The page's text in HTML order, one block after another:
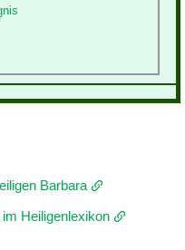
Barbara
Heiligenlexikon